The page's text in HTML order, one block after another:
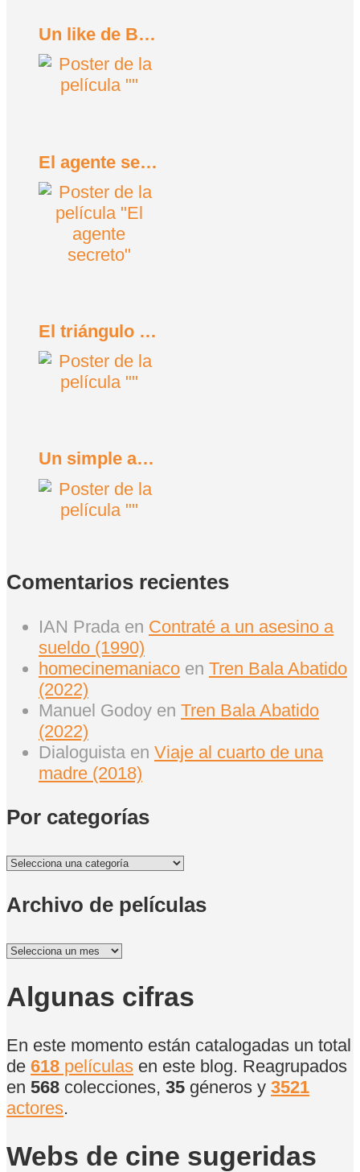
Un like de Bob Trevino (2024)
El agente secreto (2025)
El triángulo de la tristeza (2022)
Un simple accidente (2025)
Comentarios recientes
IAN Prada en Contraté a un asesino a
sueldo (1990)
homecinemaniaco en Tren Bala Abatido
(2022)
Manuel Godoy en Tren Bala Abatido
(2022)
Dialoguista en Viaje al cuarto de una
madre (2018)
Por categorías
Por
Archivo de películas
Archivo
películas
Algunas cifras
En este momento están catalogadas un total
de 618 películas en este blog. Reagrupados
en 568 colecciones, 35 géneros y 3521
actores.
Webs de cine sugeridas